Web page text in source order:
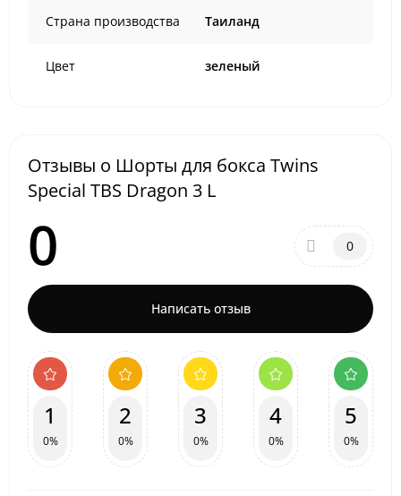
Страна производства Таиланд
Цвет зеленый
Отзывы о Шорты для бокса Twins
Special TBS Dragon 3 L
0 0
Написать отзыв
1
0%
2
0%
3
0%
4
0%
5
0%